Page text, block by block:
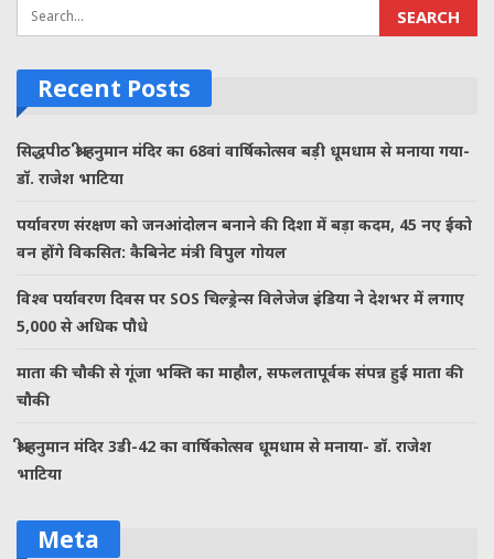
Recent Posts
सिद्धपीठ श्री हनुमान मंदिर का 68वां वार्षिकोत्सव बड़ी धूमधाम से मनाया गया-
डॉ. राजेश भाटिया
पर्यावरण संरक्षण को जनआंदोलन बनाने की दिशा में बड़ा कदम, 45 नए ईको
वन होंगे विकसित: कैबिनेट मंत्री विपुल गोयल
विश्व पर्यावरण दिवस पर SOS चिल्ड्रेन्स विलेजेज इंडिया ने देशभर में लगाए
5,000 से अधिक पौधे
माता की चौकी से गूंजा भक्ति का माहौल, सफलतापूर्वक संपन्न हुई माता की
चौकी
श्री हनुमान मंदिर 3डी-42 का वार्षिकोत्सव धूमधाम से मनाया- डॉ. राजेश
भाटिया
Meta